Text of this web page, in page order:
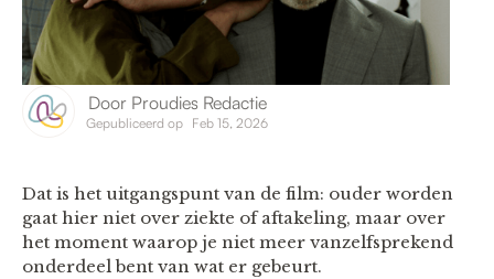
Door Proudies Redactie
Gepubliceerd op Feb 15, 2026
Dat is het uitgangspunt van de film: ouder worden
gaat hier niet over ziekte of aftakeling, maar over
het moment waarop je niet meer vanzelfsprekend
onderdeel bent van wat er gebeurt.